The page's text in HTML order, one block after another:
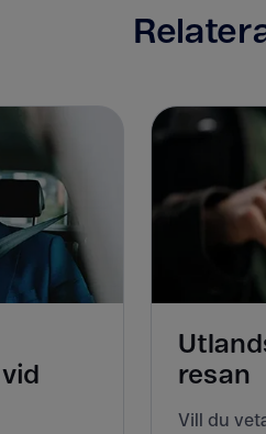
resan
Vill du